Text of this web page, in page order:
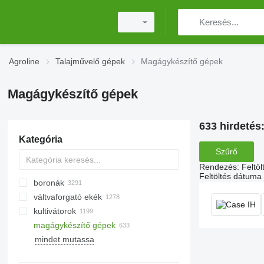
Agroline Talajművelő gépek Magágykészítő gépek
Magágykészítő gépek
Kategória
boronák
tárcsás boronák
fogóboronák
rugós szárú boronák
fogasboronák
váltvaforgató ekék
kultivátorok
mulcsozó traktorok
mulcsozó kotrógépek
magágykészítő gépek
Cambridge hengerek
mindet mutassa
633 hirdetés:
Szűrő
Rendezés:
Feltöltés dátuma